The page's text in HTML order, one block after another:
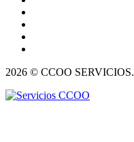
2026 © CCOO SERVICIOS.